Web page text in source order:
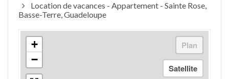
Location de vacances - Appartement - Sainte Rose,
Basse-Terre, Guadeloupe
+
−